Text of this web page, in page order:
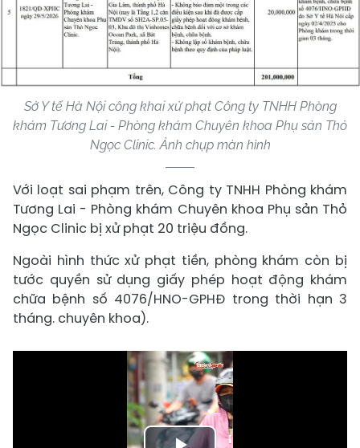
Sở Y tế Hà Nội công khai xử phạt Công ty TNHH Phòng
khám Tương Lai - Phòng khám Chuyên khoa Phụ sản Thỏ
Ngọc Clinic. Ảnh chụp màn hình
Với loạt sai phạm trên, Công ty TNHH Phòng khám
Tương Lai - Phòng khám Chuyên khoa Phụ sản Thỏ
Ngọc Clinic bị xử phạt 20 triệu đồng.
Ngoài hình thức xử phạt tiền, phòng khám còn bị
tước quyền sử dụng giấy phép hoạt động khám
chữa bệnh số 4076/HNO-GPHĐ trong thời hạn 3
tháng. chuyên khoa).